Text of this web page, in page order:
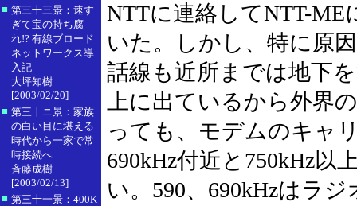
■ 第三十三景：速す
ぎて宝の持ち腐
れ!? 有線ブロード
ネットワークス導
入記
大坪知樹
[2003/02/20]
■ 第三十ニ景：家族
の白い目に堪える
時代から一家で常
時接続へ
斉藤成樹
[2003/02/13]
■ 第三十一景：400K
NTTに連絡してNTT-
いた。しかし、特に原
話線も近所までは地下
上に出ているから外界
っても、モデムのキャ
690kHz付近と750kHz以
い。590、690kHzはラ